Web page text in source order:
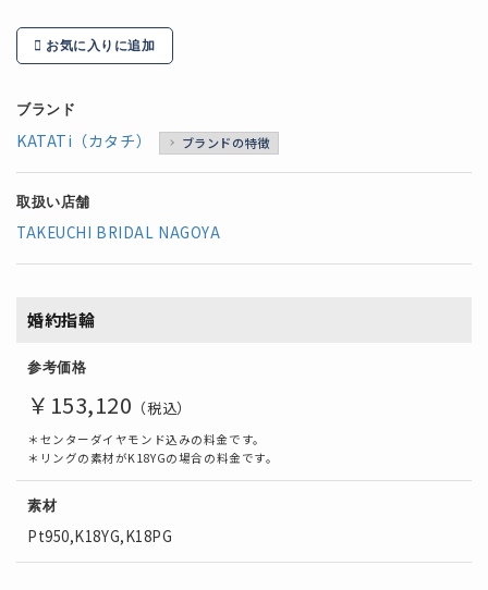
お気に入りに追加
ブランド
KATATi（カタチ） ブランドの特徴
取扱い店舗
TAKEUCHI BRIDAL NAGOYA
婚約指輪
参考価格
￥153,120 （税込）
＊センターダイヤモンド込みの料金です。
＊リングの素材がK18YGの場合の料金です。
素材
Pt950,K18YG,K18PG